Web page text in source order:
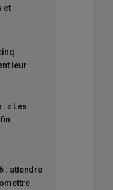
et
mais
leur
et
« Les
le travail
: attendre